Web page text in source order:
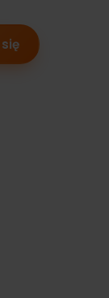
Zaloguj się